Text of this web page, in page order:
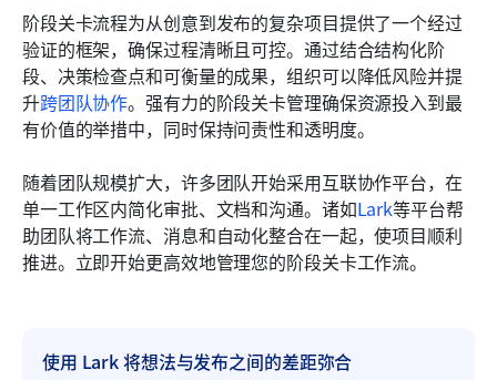
阶段关卡流程为从创意到发布的复杂项目提供了一个经过
验证的框架，确保过程清晰且可控。通过结合结构化阶
段、决策检查点和可衡量的成果，组织可以降低风险并提
升跨团队协作。强有力的阶段关卡管理确保资源投入到最
有价值的举措中，同时保持问责性和透明度。
随着团队规模扩大，许多团队开始采用互联协作平台，在
单一工作区内简化审批、文档和沟通。诸如Lark等平台帮
助团队将工作流、消息和自动化整合在一起，使项目顺利
推进。立即开始更高效地管理您的阶段关卡工作流。
使用 Lark 将想法与发布之间的差距弥合